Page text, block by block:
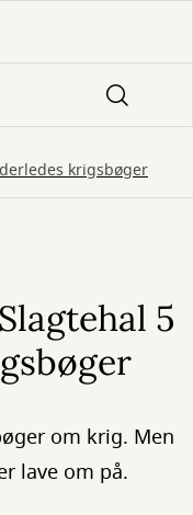
krigsbøger
5
om krig. Men
lave om på.